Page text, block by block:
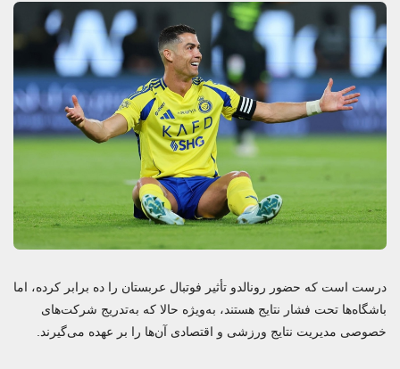
درست است که حضور رونالدو تأثیر فوتبال عربستان را ده‌ برابر کرده، اما
باشگاه‌ها تحت فشار نتایج هستند، به‌ویژه حالا که به‌تدریج شرکت‌های
خصوصی مدیریت نتایج ورزشی و اقتصادی آن‌ها را بر عهده می‌گیرند.